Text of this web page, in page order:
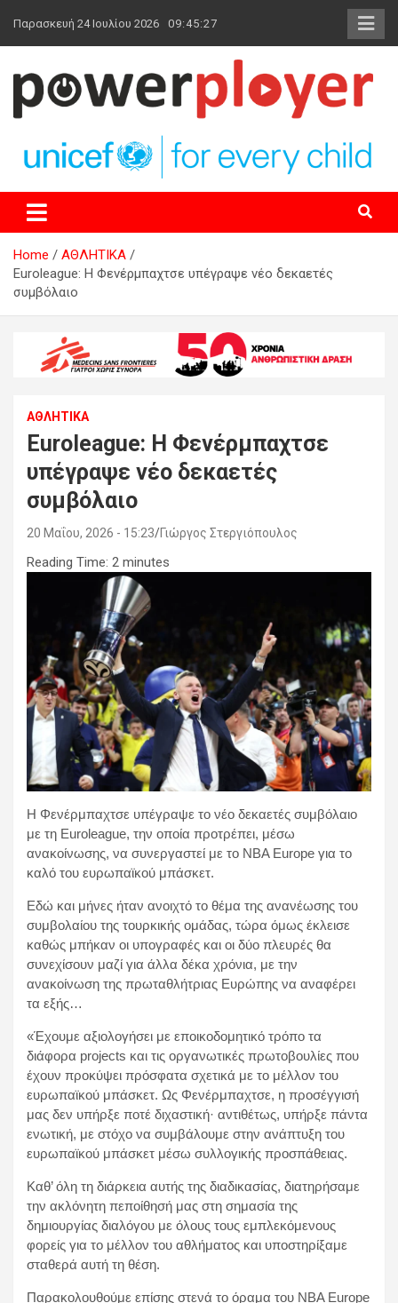
content
Παρασκευή 24 Ιουλίου 2026 09:45:28
powerplayer.gr
Home
ΑΘΛΗΤΙΚΑ
Euroleague: Η Φενέρμπαχτσε υπέγραψε νέο δεκαετές
συμβόλαιο
ΑΘΛΗΤΙΚΑ
Euroleague: Η Φενέρμπαχτσε
υπέγραψε νέο δεκαετές
συμβόλαιο
20 Μαΐου, 2026 - 15:23 Γιώργος Στεργιόπουλος
Reading Time: 2 minutes
Η Φενέρμπαχτσε υπέγραψε το νέο δεκαετές συμβόλαιο
με τη Euroleague, την οποία προτρέπει, μέσω
ανακοίνωσης, να συνεργαστεί με το NBA Europe για το
καλό του ευρωπαϊκού μπάσκετ.
Εδώ και μήνες ήταν ανοιχτό το θέμα της ανανέωσης του
συμβολαίου της τουρκικής ομάδας, τώρα όμως έκλεισε
καθώς μπήκαν οι υπογραφές και οι δύο πλευρές θα
συνεχίσουν μαζί για άλλα δέκα χρόνια, με την
ανακοίνωση της πρωταθλήτριας Ευρώπης να αναφέρει
τα εξής…
«Έχουμε αξιολογήσει με εποικοδομητικό τρόπο τα
διάφορα projects και τις οργανωτικές πρωτοβουλίες που
έχουν προκύψει πρόσφατα σχετικά με το μέλλον του
ευρωπαϊκού μπάσκετ. Ως Φενέρμπαχτσε, η προσέγγισή
μας δεν υπήρξε ποτέ διχαστική· αντιθέτως, υπήρξε πάντα
ενωτική, με στόχο να συμβάλουμε στην ανάπτυξη του
ευρωπαϊκού μπάσκετ μέσω συλλογικής προσπάθειας.
Καθ’ όλη τη διάρκεια αυτής της διαδικασίας, διατηρήσαμε
την ακλόνητη πεποίθησή μας στη σημασία της
δημιουργίας διαλόγου με όλους τους εμπλεκόμενους
φορείς για το μέλλον του αθλήματος και υποστηρίξαμε
σταθερά αυτή τη θέση.
Παρακολουθούμε επίσης στενά το όραμα του NBA Europe